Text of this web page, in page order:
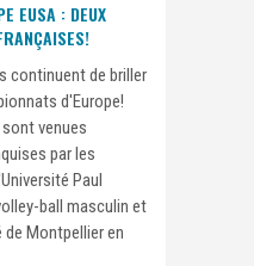
EUSA : DEUX
continuent de briller
d'Europe!
venues
par les
Paul
ball masculin et
Montpellier en